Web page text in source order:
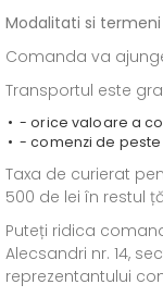
Modalitati si
Comanda va
Transportul este
- orice valoare a
- comenzi de
Taxa de curierat
500 de lei în restul
Puteți ridica
Alecsandri nr. 14,
reprezentantului